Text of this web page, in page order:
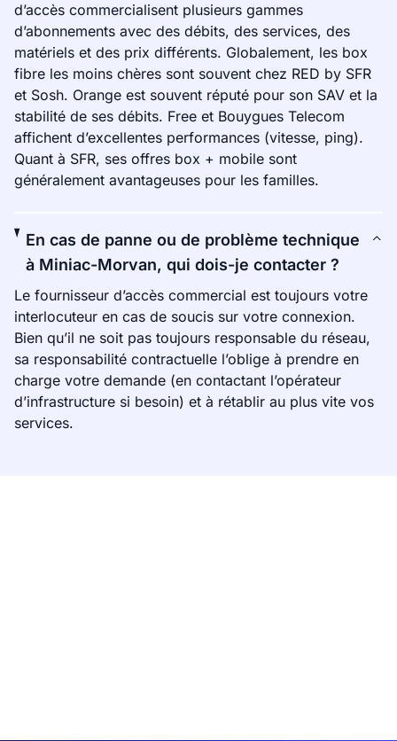
d’accès commercialisent plusieurs gammes
d’abonnements avec des débits, des services, des
matériels et des prix différents. Globalement, les box
fibre les moins chères sont souvent chez RED by SFR
et Sosh. Orange est souvent réputé pour son SAV et la
stabilité de ses débits. Free et Bouygues Telecom
affichent d’excellentes performances (vitesse, ping).
Quant à SFR, ses offres box + mobile sont
généralement avantageuses pour les familles.
En cas de panne ou de problème technique
à Miniac-Morvan, qui dois-je contacter ?
Le fournisseur d’accès commercial est toujours votre
interlocuteur en cas de soucis sur votre connexion.
Bien qu’il ne soit pas toujours responsable du réseau,
sa responsabilité contractuelle l’oblige à prendre en
charge votre demande (en contactant l’opérateur
d’infrastructure si besoin) et à rétablir au plus vite vos
services.